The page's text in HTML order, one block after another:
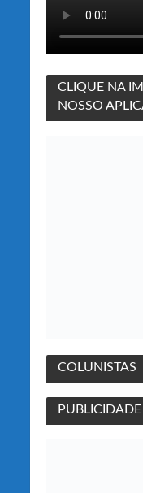
CLIQUE NA
NOSSO
COLUNISTAS
PUBLICIDADE